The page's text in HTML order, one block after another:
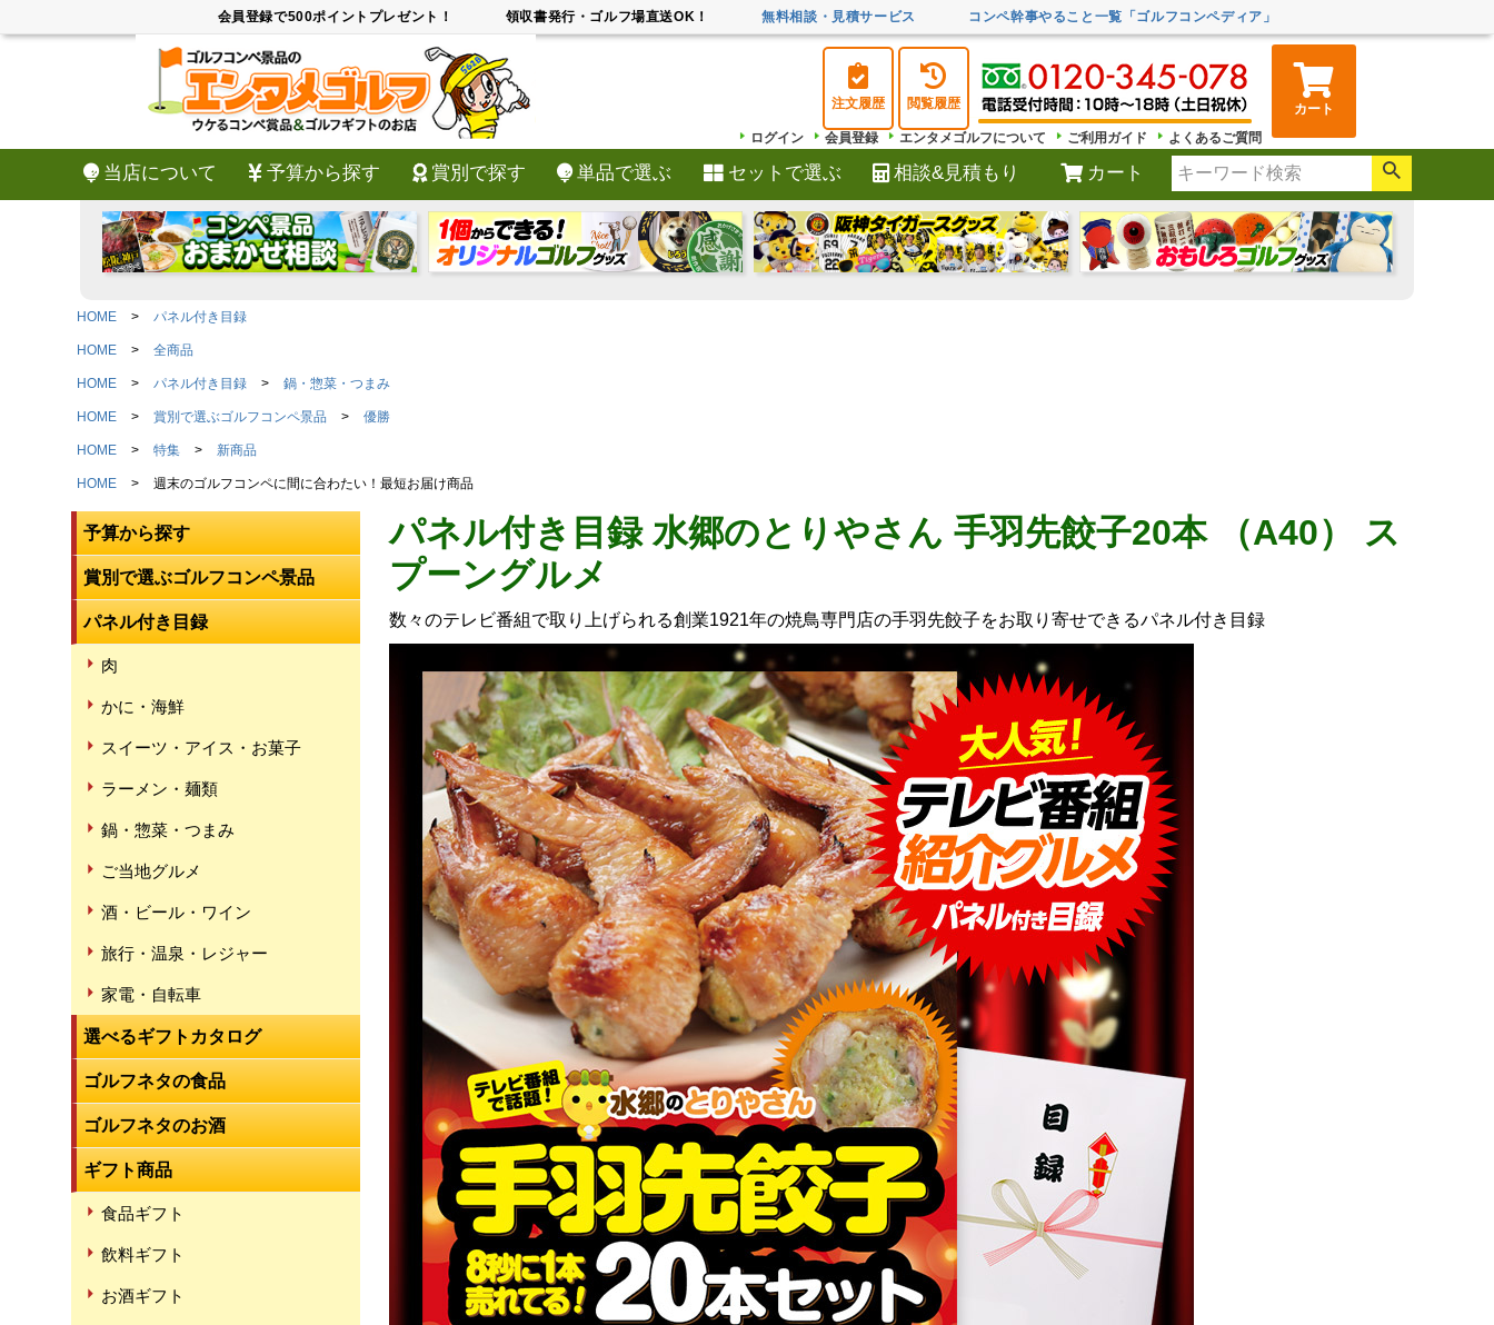
会員登録で500ポイントプレゼント！ 領収書発行・ゴルフ場直送OK！ 無料相談・見積サービス コンペ幹事やること一覧「ゴルフコンペディア」
注文履歴 閲覧履歴
カート
ログイン
会員登録 エンタメゴルフについて ご利用ガイド よくあるご質問
当店について 予算から探す 賞別で探す 単品で選ぶ セットで選ぶ 相談&見積もり カート
検索
HOME パネル付き目録
HOME 全商品
HOME パネル付き目録 鍋・惣菜・つまみ
HOME 賞別で選ぶゴルフコンペ景品 優勝
HOME 特集 新商品
HOME 週末のゴルフコンペに間に合わたい！最短お届け商品
予算から探す
賞別で選ぶゴルフコンペ景品
パネル付き目録
肉
かに・海鮮
スイーツ・アイス・お菓子
ラーメン・麺類
鍋・惣菜・つまみ
ご当地グルメ
酒・ビール・ワイン
旅行・温泉・レジャー
家電・自転車
選べるギフトカタログ
ゴルフネタの食品
ゴルフネタのお酒
ギフト商品
食品ギフト
飲料ギフト
お酒ギフト
パネル付き目録 水郷のとりやさん 手羽先餃子20本 （A40） ス
プーングルメ
数々のテレビ番組で取り上げられる創業1921年の焼鳥専門店の手羽先餃子をお取り寄せできるパネル付き目録